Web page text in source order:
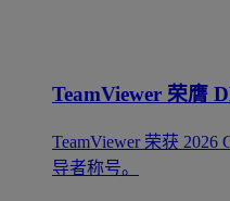
TeamViewer 荣膺
TeamViewer 荣获
导者称号。